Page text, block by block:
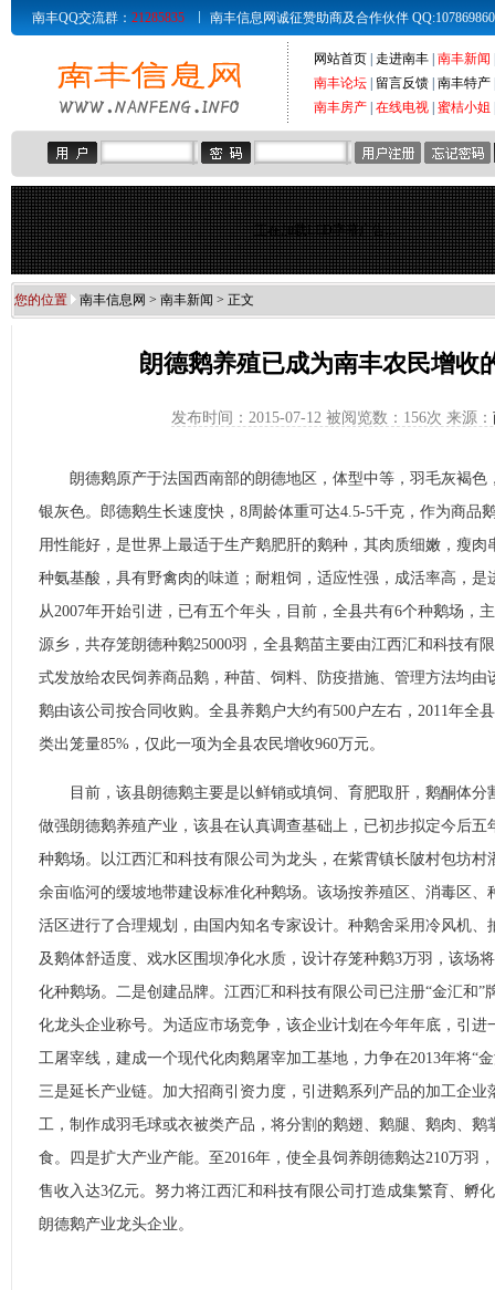
南丰QQ交流群： 21285835 南丰信息网诚征赞助商及合作伙伴
网站首页 走进南丰 南丰新闻
南丰论坛
留言反馈 南丰特产
南丰房产 在线电视 蜜桔小姐
正在加载LED字幕广告...
您的位置 南丰信息网 > 南丰新闻 > 正文
朗德鹅养殖已成为南丰农民增收
发布时间：2015-07-12 被阅览数： 156次 来源：
朗德鹅原产于法国西南部的朗德地区，体型中等，羽毛灰褐色
银灰色。郎德鹅生长速度快，8周龄体重可达4.5-5千克，作为商品
用性能好，是世界上最适于生产鹅肥肝的鹅种，其肉质细嫩，瘦肉
种氨基酸，具有野禽肉的味道；耐粗饲，适应性强，成活率高，是
从2007年开始引进，已有五个年头，目前，全县共有6个种鹅场，
源乡，共存笼朗德种鹅25000羽，全县鹅苗主要由江西汇和科技有
式发放给农民饲养商品鹅，种苗、饲料、防疫措施、管理方法均由
鹅由该公司按合同收购。全县养鹅户大约有500户左右，2011年全
类出笼量85%，仅此一项为全县农民增收960万元。
目前，该县朗德鹅主要是以鲜销或填饲、育肥取肝，鹅酮体分
做强朗德鹅养殖产业，该县在认真调查基础上，已初步拟定今后五
种鹅场。以江西汇和科技有限公司为龙头，在紫霄镇长陂村包坊村
余亩临河的缓坡地带建设标准化种鹅场。该场按养殖区、消毒区、
活区进行了合理规划，由国内知名专家设计。种鹅舍采用冷风机、
及鹅体舒适度、戏水区围坝净化水质，设计存笼种鹅3万羽，该场
化种鹅场。二是创建品牌。江西汇和科技有限公司已注册“金汇和”
化龙头企业称号。为适应市场竞争，该企业计划在今年年底，引进
工屠宰线，建成一个现代化肉鹅屠宰加工基地，力争在2013年将“
三是延长产业链。加大招商引资力度，引进鹅系列产品的加工企业
工，制作成羽毛球或衣被类产品，将分割的鹅翅、鹅腿、鹅肉、鹅
食。四是扩大产业产能。至2016年，使全县饲养朗德鹅达210万羽
售收入达3亿元。努力将江西汇和科技有限公司打造成集繁育、孵
朗德鹅产业龙头企业。